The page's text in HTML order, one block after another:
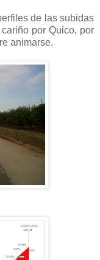
de las subidas
por Quico, por
animarse.